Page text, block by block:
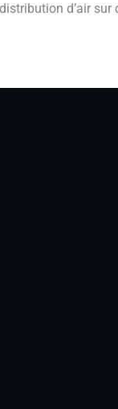
d’air sur